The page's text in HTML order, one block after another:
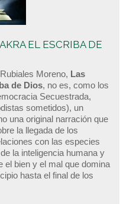
EL ESCRIBA DE
Moreno, Las
de Dios, no es, como los
Secuestrada,
sometidos), un
una original narración que
la llegada de los
con las especies
la inteligencia humana y
el bien y el mal que domina
hasta el final de los